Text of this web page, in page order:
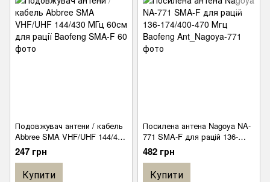
Подовжувач антени / кабель
Abbree SMA VHF/UHF 144/430
МГц 60см для рації Baofeng
247 грн
Купити
Посилена антена Nagoya NA-
771 SMA-F для рацій 136-
174/400-470 Мгц Baofeng
482 грн
Купити